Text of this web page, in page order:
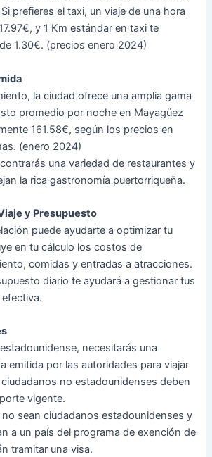
prefieres el taxi, un viaje de una hora
y 1 Km estándar en taxi te
1.30€​​. (precios enero 2024)
la ciudad ofrece una amplia gama
promedio por noche en Mayagüez
161.58€, según los precios en
(enero 2024)
una variedad de restaurantes y
la rica gastronomía puertorriqueña.
y Presupuesto
puede ayudarte a optimizar tu
en tu cálculo los costos de
comidas y entradas a atracciones.
diario te ayudará a gestionar tus
necesitarás una
emitida por las autoridades para viajar
no estadounidenses deben
vigente.
sean ciudadanos estadounidenses y
a un país del programa de exención de
tramitar una visa​​.